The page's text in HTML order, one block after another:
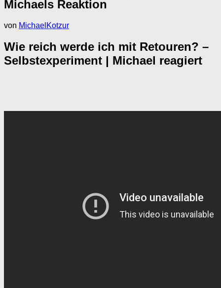
Michaels Reaktion
von MichaelKotzur
Wie reich werde ich mit Retouren? –
Selbstexperiment | Michael reagiert